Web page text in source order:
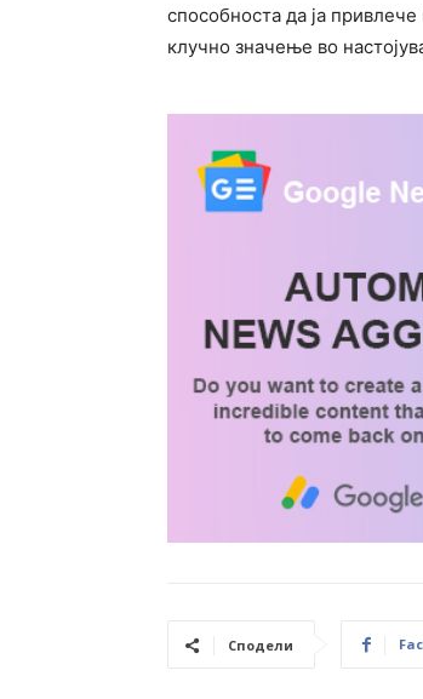
способноста да ја
клучно значење во
Сподели